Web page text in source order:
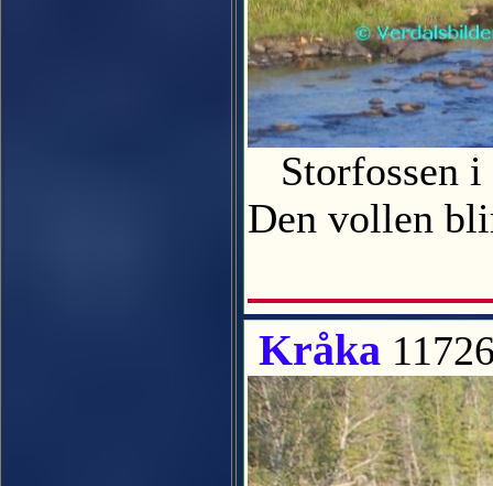
Storfossen i
Den vollen
Kråka